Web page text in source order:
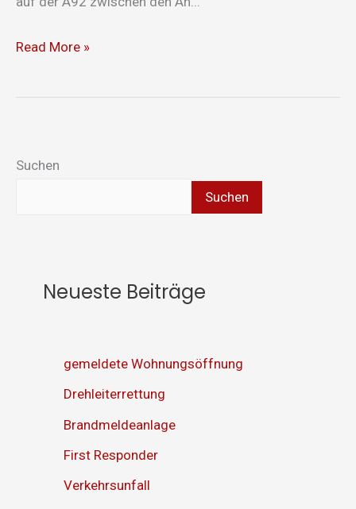
Read More »
Suchen
Suchen
Neueste Beiträge
gemeldete Wohnungsöffnung
Drehleiterrettung
Brandmeldeanlage
First Responder
Verkehrsunfall